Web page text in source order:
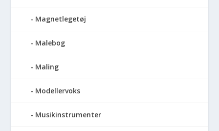
Magnetlegetøj
Malebog
Maling
Modellervoks
Musikinstrumenter